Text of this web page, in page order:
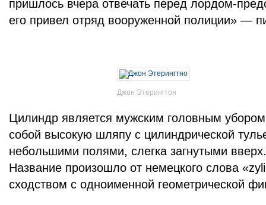
пришлось вчера отвечать перед лордом-
его привел отряд вооруженной полиции» —
Джон Этерингтон
Цилиндр является мужским головным
собой высокую шляпу с цилиндрической
небольшими полями, слегка загнутыми вверх.
Название произошло от немецкого слова
сходством с одноименной геометрической